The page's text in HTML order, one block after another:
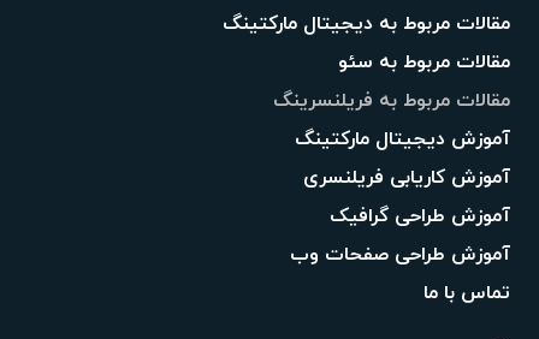
مقالات مربوط به دیجیتال مارکتینگ
مقالات مربوط به سئو
مقالات مربوط به فریلنسرینگ
آموزش دیجیتال مارکتینگ
آموزش کاریابی فریلنسری
آموزش طراحی گرافیک
آموزش طراحی صفحات وب
تماس با ما